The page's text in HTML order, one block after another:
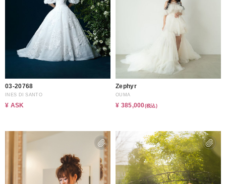
03-20768
INES DI SANTO
¥ ASK
Zephyr
OUMA
¥ 385,000(税込)